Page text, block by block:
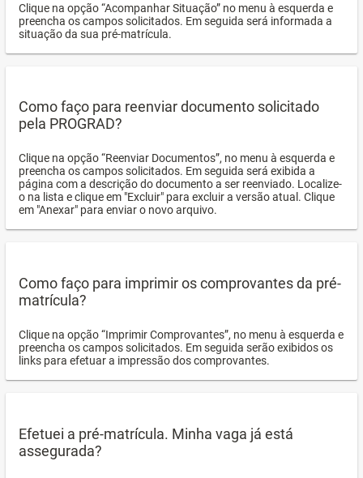
Clique na opção “Acompanhar Situação” no menu à esquerda e
preencha os campos solicitados. Em seguida será informada a
situação da sua pré-matrícula.
Como faço para reenviar documento solicitado
pela PROGRAD?
Clique na opção “Reenviar Documentos”, no menu à esquerda e
preencha os campos solicitados. Em seguida será exibida a
página com a descrição do documento a ser reenviado. Localize-
o na lista e clique em "Excluir" para excluir a versão atual. Clique
em "Anexar" para enviar o novo arquivo.
Como faço para imprimir os comprovantes da pré-
matrícula?
Clique na opção “Imprimir Comprovantes”, no menu à esquerda e
preencha os campos solicitados. Em seguida serão exibidos os
links para efetuar a impressão dos comprovantes.
Efetuei a pré-matrícula. Minha vaga já está
assegurada?